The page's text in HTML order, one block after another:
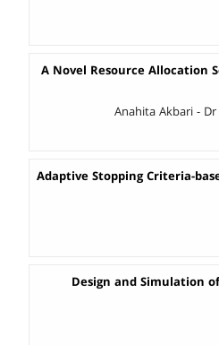
A Novel Resource Allocation
Anahita Akbari -
Adaptive Stopping Criteria-
Design and Simulation